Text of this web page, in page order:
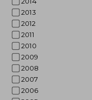
2013
2012
2011
2010
2009
2008
2007
2006